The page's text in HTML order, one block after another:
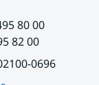
80 00
82 00
0696